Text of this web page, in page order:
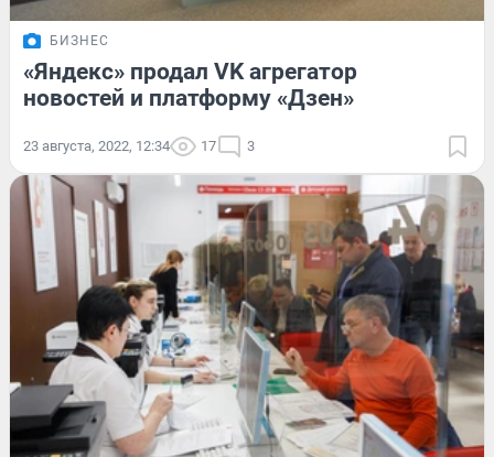
БИЗНЕС
«Яндекс» продал VK агрегатор
новостей и платформу «Дзен»
23 августа, 2022, 12:34 17 3